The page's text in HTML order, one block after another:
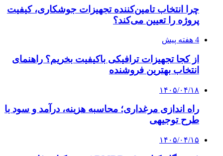
آربی نوا؛ راهکار هوشمند برای شناسایی
فرصت‌های آربیتراژ ارز دیجیتال
بروکر لایت فایننس (LiteFinance) چیست و چرا
محبوب شده است؟
از کجا بفهمیم کانال‌های هوا نشتی دارند؟ ۸ نشانه
که نباید نادیده بگیرید